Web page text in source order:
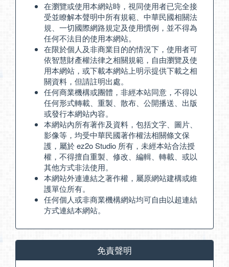
在瀏覽或使用本網站時，視同使用者已完全接
受並瞭解本聲明中所有規範、中華民國相關法
規、一切國際網路規定及使用慣例，並不得為
任何不法目的使用本網站。
在限於個人及非商業目的的情況下，使用者可
依智慧財產權法律之相關規範，自由瀏覽及使
用本網站，或下載本網站上明示提供下載之相
關資料，但請註明出處。
任何商業機構或團體，非經本站同意，不得以
任何形式轉載、重製、散布、公開播送、出版
或發行本網站內容。
本網站內所有著作及資料，包括文字、圖片、
影像等，均受中華民國著作權法相關條文保
護，屬於 ez2o Studio 所有，未經本站合法授
權，不得擅自重製、修改、編輯、轉載、或以
其他方式非法使用。
本網站外連連結之著作權，屬原網站建構或維
護單位所有。
任何個人或非商業機構網站均可自由以超連結
方式連結本網站。
免責聲明